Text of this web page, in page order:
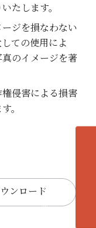
たします。
ジを損なわない
ての使用によ
のイメージを著
侵害による損害
。
ンロード各エリアの紹介へ